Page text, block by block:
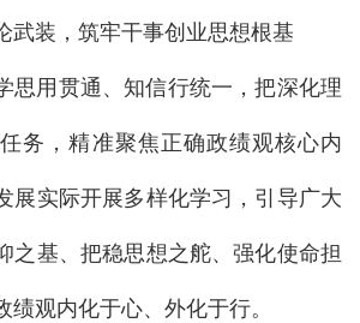
武装，筑牢干事创业思想根基
思用贯通、知信行统一，把深化理
务，精准聚焦正确政绩观核心内
展实际开展多样化学习，引导广大
之基、把稳思想之舵、强化使命担
绩观内化于心、外化于行。